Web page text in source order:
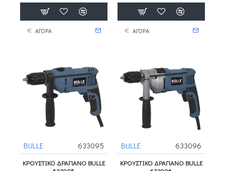
ΑΓΟΡΑ ΑΓΟΡΑ
BULLE 633095
ΚΡΟΥΣΤΙΚΟ ΔΡΑΠΑΝΟ BULLE
BULLE 633096
ΚΡΟΥΣΤΙΚΌ ΔΡΆΠΑΝΟ BULLE